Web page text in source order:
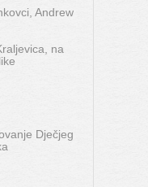
Andrew
na
Dječjeg